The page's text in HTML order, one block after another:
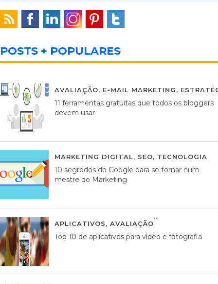
POSTS + POPULARES
AVALIAÇÃO, E-MAIL MARKETING,
11 ferramentas gratuitas que todos os bloggers
devem usar
MARKETING DIGITAL, SEO, TECNOLOGIA
10 segredos do Google para se tornar num
mestre do Marketing
APLICATIVOS, AVALIAÇÃO
Top 10 de aplicativos para vídeo e fotografia